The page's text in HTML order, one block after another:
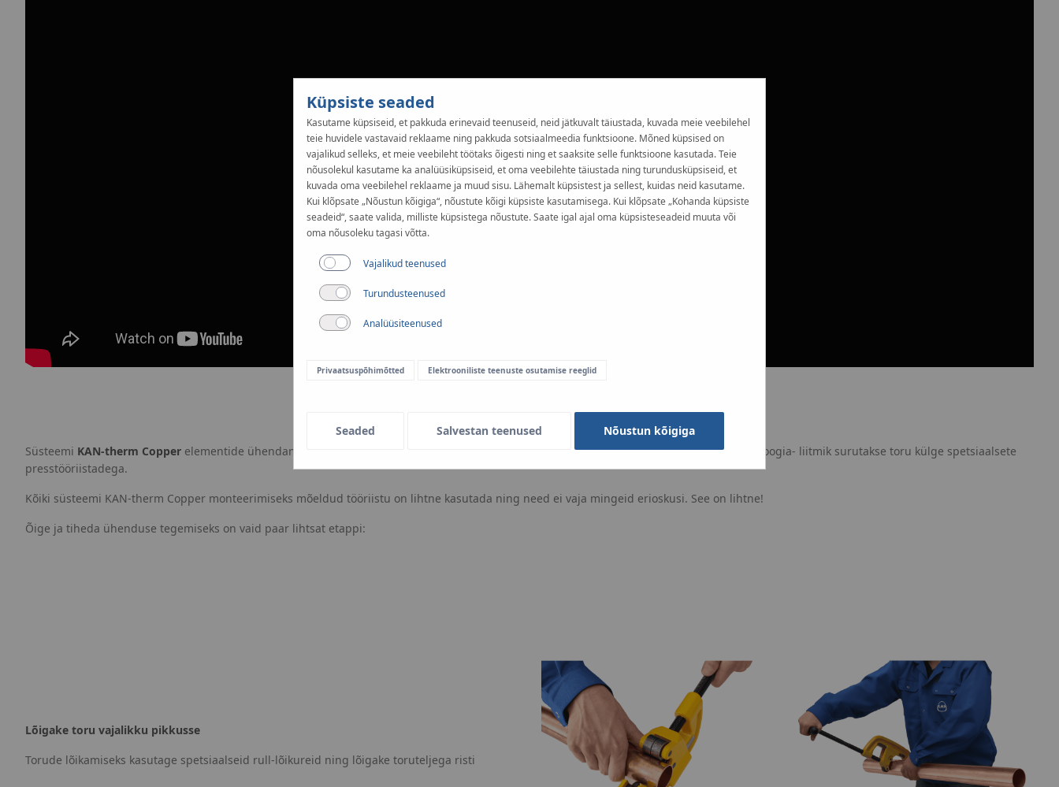
Süsteemi KAN-therm Copper elementide ühendamiseks on kasutusel lihtne, kiire ja mis kõige tähtsam – ohutu (ilma tuletööta) presstehnoloogia- liitmik surutakse toru külge spetsiaalsete
presstööriistadega.
Kõiki süsteemi KAN-therm Copper monteerimiseks mõeldud tööriistu on lihtne kasutada ning need ei vaja mingeid erioskusi. See on lihtne!
Õige ja tiheda ühenduse tegemiseks on vaid paar lihtsat etappi:
Lõigake toru vajalikku pikkusse
Torude lõikamiseks kasutage spetsiaalseid rull-lõikureid ning lõigake toruteljega risti
Küpsiste seaded
Kasutame küpsiseid, et pakkuda erinevaid teenuseid, neid jätkuvalt täiustada, kuvada meie veebilehel
teie huvidele vastavaid reklaame ning pakkuda sotsiaalmeedia funktsioone. Mõned küpsised on
vajalikud selleks, et meie veebileht töötaks õigesti ning et saaksite selle funktsioone kasutada. Teie
nõusolekul kasutame ka analüüsiküpsiseid, et oma veebilehte täiustada ning turundusküpsiseid, et
kuvada oma veebilehel reklaame ja muud sisu. Lähemalt küpsistest ja sellest, kuidas neid kasutame.
Kui klõpsate „Nõustun kõigiga“, nõustute kõigi küpsiste kasutamisega. Kui klõpsate „Kohanda küpsiste
seadeid“, saate valida, milliste küpsistega nõustute. Saate igal ajal oma küpsisteseadeid muuta või
oma nõusoleku tagasi võtta.
Vajalikud teenused
Turundusteenused
Analüüsiteenused
Privaatsuspõhimõtted Elektrooniliste teenuste osutamise reeglid
Seaded Salvestan teenused Nõustun kõigiga